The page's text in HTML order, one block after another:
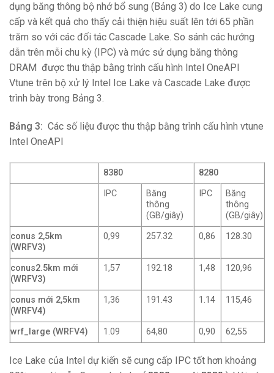
dụng băng thông bộ nhớ bổ sung (Bảng 3) do Ice Lake cung
cấp và kết quả cho thấy cải thiện hiệu suất lên tới 65 phần
trăm so với các đối tác Cascade Lake. So sánh các hướng
dẫn trên mỗi chu kỳ (IPC) và mức sử dụng băng thông
DRAM được thu thập bằng trình cấu hình Intel OneAPI
Vtune trên bộ xử lý Intel Ice Lake và Cascade Lake được
trình bày trong Bảng 3.
Bảng 3: Các số liệu được thu thập bằng trình cấu hình vtune
Intel OneAPI
8380
8280
IPC
Băng
thông
(GB/giây)
IPC
Băng
thông
(GB/giây)
conus 2,5km
(WRFV3)
0,99 257.32 0,86 128.30
conus2.5km mới
(WRFV3)
1,57 192.18 1,48 120,96
conus mới 2,5km
(WRFV4)
1,36 191.43 1.14 115,46
wrf_large (WRFV4) 1.09 64,80 0,90 62,55
Ice Lake của Intel dự kiến ​​sẽ cung cấp IPC tốt hơn khoảng